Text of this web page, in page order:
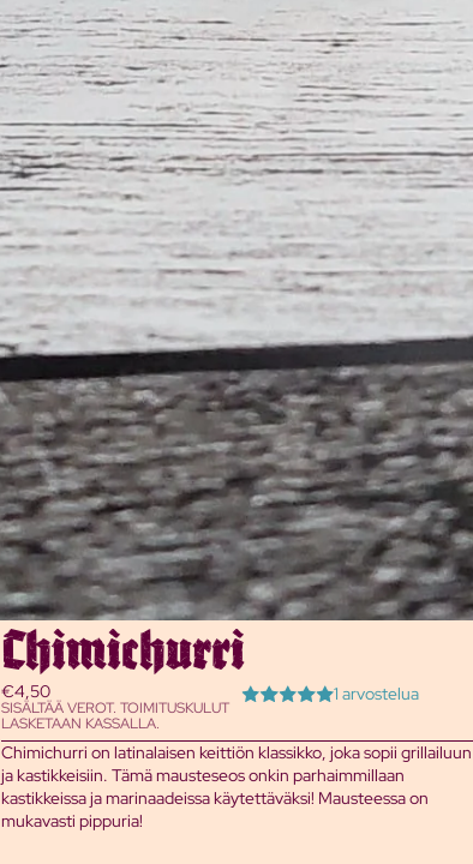
Chimichurri
€4,50
SISÄLTÄÄ VEROT. TOIMITUSKULUT
LASKETAAN KASSALLA.
1 arvostelua
Chimichurri on latinalaisen keittiön klassikko, joka sopii grillailuun
ja kastikkeisiin. Tämä mausteseos onkin parhaimmillaan
kastikkeissa ja marinaadeissa käytettäväksi! Mausteessa on
mukavasti pippuria!